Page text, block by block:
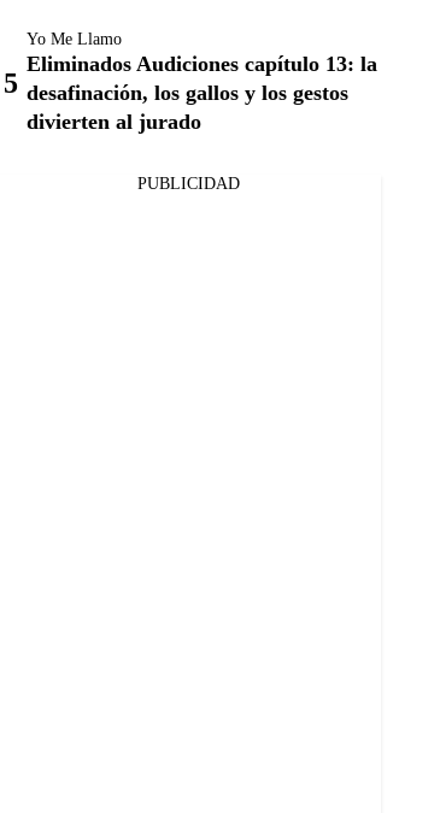
Yo Me Llamo
Eliminados Audiciones capítulo 13: la
desafinación, los gallos y los gestos
divierten al jurado
PUBLICIDAD